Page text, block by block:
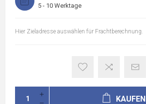
5 - 10 Werktage
Hier Zieladresse auswählen für Frachtberechnung.
KAUFEN